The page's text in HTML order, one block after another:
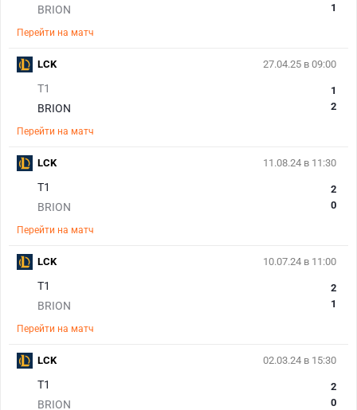
BRION
1
Перейти на матч
27.04.25 в 09:00
T1
BRION
1
2
Перейти на матч
LCK
11.08.24 в 11:30
T1
BRION
2
0
Перейти на матч
LCK
10.07.24 в 11:00
T1
BRION
2
1
Перейти на матч
LCK
02.03.24 в 15:30
T1
BRION
2
0
LCK